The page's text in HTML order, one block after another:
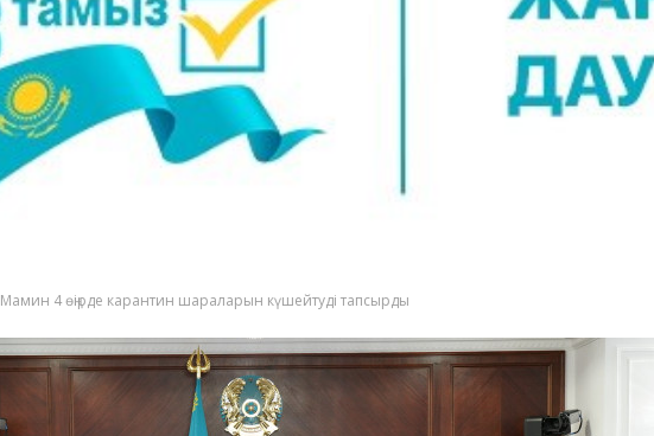
Мамин 4 өңірде карантин шараларын күшейтуді тапсырды